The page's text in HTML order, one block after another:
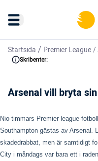
Startsida / Premier League/
Skribenter:
Arsenal vill bryta
Nio timmars Premier league-
Southampton gästas av Arsenal.
skadedrabbat, men är samtidigt
City i måndags var bara ett i